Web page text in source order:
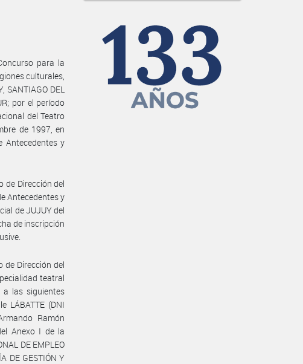
para la
culturales,
SANTIAGO DEL
por el período
del Teatro
de 1997, en
Antecedentes y
de Dirección del
Antecedentes y
de JUJUY del
de inscripción
de Dirección del
teatral
las siguientes
LÁBATTE (DNI
Ramón
Anexo I de la
DE EMPLEO
DE GESTIÓN Y